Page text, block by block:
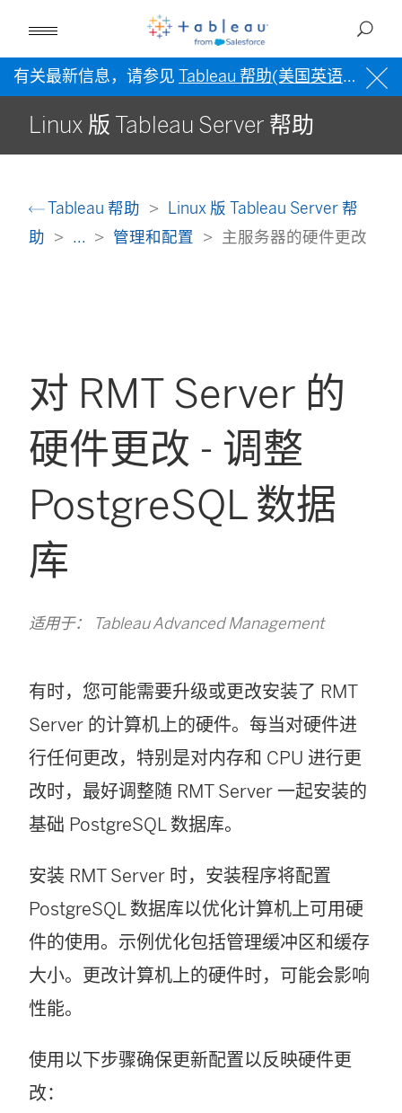
有关最新信息，请参见 Tableau 帮助(美国英语) 。
Linux 版 Tableau Server 帮助
Tableau 帮助
Linux 版 Tableau Server 帮
助
... 管理和配置 主服务器的硬件更改
对 RMT Server 的
硬件更改 - 调整
PostgreSQL 数据
库
适用于： Tableau Advanced Management
有时，您可能需要升级或更改安装了 RMT
Server 的计算机上的硬件。每当对硬件进
行任何更改，特别是对内存和 CPU 进行更
改时，最好调整随 RMT Server 一起安装的
基础 PostgreSQL 数据库。
安装 RMT Server 时，安装程序将配置
PostgreSQL 数据库以优化计算机上可用硬
件的使用。示例优化包括管理缓冲区和缓存
大小。更改计算机上的硬件时，可能会影响
性能。
使用以下步骤确保更新配置以反映硬件更
改：